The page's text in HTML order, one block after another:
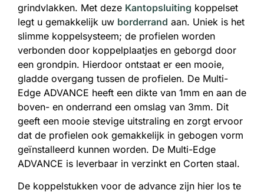
grindvlakken. Met deze Kantopsluiting koppelset
legt u gemakkelijk uw borderrand aan. Uniek is het
slimme koppelsysteem; de profielen worden
verbonden door koppelplaatjes en geborgd door
een grondpin. Hierdoor ontstaat er een mooie,
gladde overgang tussen de profielen. De Multi-
Edge ADVANCE heeft een dikte van 1mm en aan de
boven- en onderrand een omslag van 3mm. Dit
geeft een mooie stevige uitstraling en zorgt ervoor
dat de profielen ook gemakkelijk in gebogen vorm
geïnstalleerd kunnen worden. De Multi-Edge
ADVANCE is leverbaar in verzinkt en Corten staal.
De koppelstukken voor de advance zijn hier los te